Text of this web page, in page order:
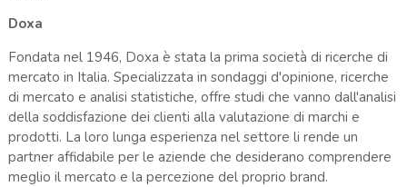
Doxa
Fondata nel 1946, Doxa è stata la prima società di ricerche di
mercato in Italia. Specializzata in sondaggi d'opinione, ricerche
di mercato e analisi statistiche, offre studi che vanno dall'analisi
della soddisfazione dei clienti alla valutazione di marchi e
prodotti. La loro lunga esperienza nel settore li rende un
partner affidabile per le aziende che desiderano comprendere
meglio il mercato e la percezione del proprio brand.